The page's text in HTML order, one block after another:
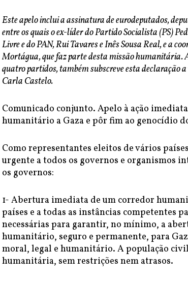
Este apelo inclui a assinatura de eurodeputados,
entre os quais o ex-líder do Partido Socialista (PS)
Livre e do PAN, Rui Tavares e Inês Sousa Real, e a
Mortágua, que faz parte desta missão humanitária.
quatro partidos, também subscreve esta declaração
Carla Castelo.
Comunicado conjunto. Apelo à ação
humanitário a Gaza e pôr fim ao genocídio
Como representantes eleitos de vários
urgente a todos os governos e organismos
os governos:
1- Abertura imediata de um corredor
países e a todas as instâncias competentes
necessárias para garantir, no mínimo, a
humanitário, seguro e permanente, para
moral, legal e humanitário. A população civil
humanitária, sem restrições nem atrasos.